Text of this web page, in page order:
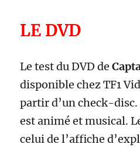
LE DVD
Le test du DVD de
disponible chez TF1
partir d’un check-
est animé et musical.
celui de l’affiche